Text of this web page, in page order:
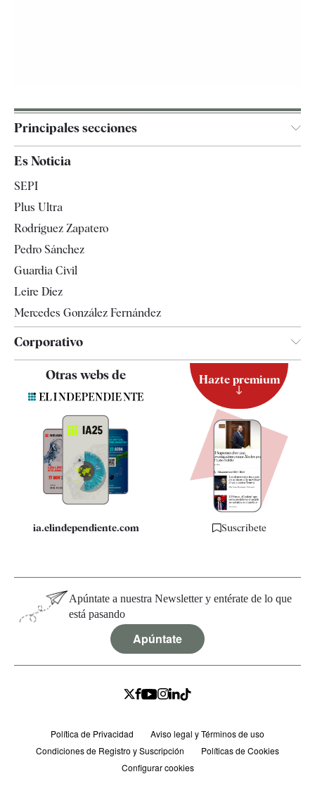
Principales secciones
España
Televisión
Es Noticia
SEPI
Plus Ultra
Rodríguez Zapatero
Pedro Sánchez
Guardia Civil
Leire Díez
Mercedes González Fernández
Corporativo
Contacto
Quiénes somos
Especificaciones
Otras webs de
ia.elindependiente.com
Hazte premium
Suscríbete
Apúntate a nuestra Newsletter y entérate de lo que
está pasando
Apúntate
Política de Privacidad
Aviso legal y Términos de uso
Condiciones de Registro y Suscripción
Políticas de Cookies
Configurar cookies